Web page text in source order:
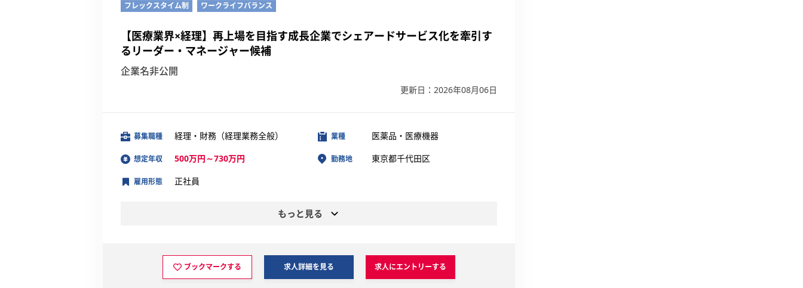
フレックスタイム制
ワークライフバランス
【医療業界×経理】再上場を目指す成長企業でシェアードサービス化を牽引す
るリーダー・マネージャー候補
企業名非公開
更新日：2026年08月06日
募集職種 経理・財務（経理業務全般）
想定年収 500万円～730万円
業種 医薬品・医療機器
勤務地 東京都千代田区
雇用形態 正社員
もっと見る
ブックマークする 求人詳細を見る 求人にエントリーする